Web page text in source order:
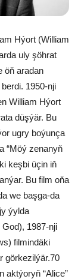
Hýort (William
uly şöhrat
öň aradan
1950-nji
William Hýort
düşýär. Bu
ugry boýunça
“Möý zenanyň
keşbi üçin iň
Bu film oňa
we başga-da
ýylda
1987-nji
filmindäki
görkezilýär.70
aktýoryň “Alice”